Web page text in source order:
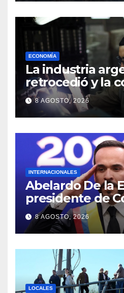
ECONOMÍA
La industria
retrocedió y la
avanzó
primer semestre
8 AGOSTO, 2026
INTERNACIONALES
Abelardo De la
presidente de
8 AGOSTO, 2026
LOCALES